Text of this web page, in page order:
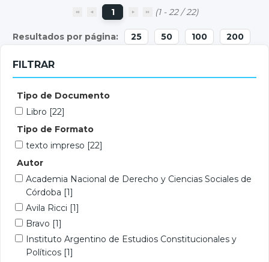
1 (1 - 22 / 22)
25 50 100 200
FILTRAR
Tipo de Documento
Libro [22]
Tipo de Formato
texto impreso [22]
Autor
Academia Nacional de Derecho y Ciencias Sociales de
Córdoba [1]
Avila Ricci [1]
Bravo [1]
Instituto Argentino de Estudios Constitucionales y
Políticos [1]